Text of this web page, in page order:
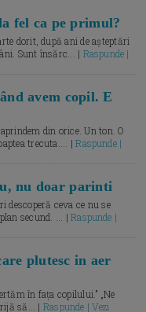
fel ca pe primul?
dorit, după ani de așteptări
Sunt însărc... | Raspunde |
avem copil. E
din orice. Un ton. O
trecuta.... |Raspunde |
nu doar parinti
descoperă ceva ce nu se
secund. ... |Raspunde |
plutesc in aer
în fața copilului.” „Ne
să... | Raspunde | Vezi